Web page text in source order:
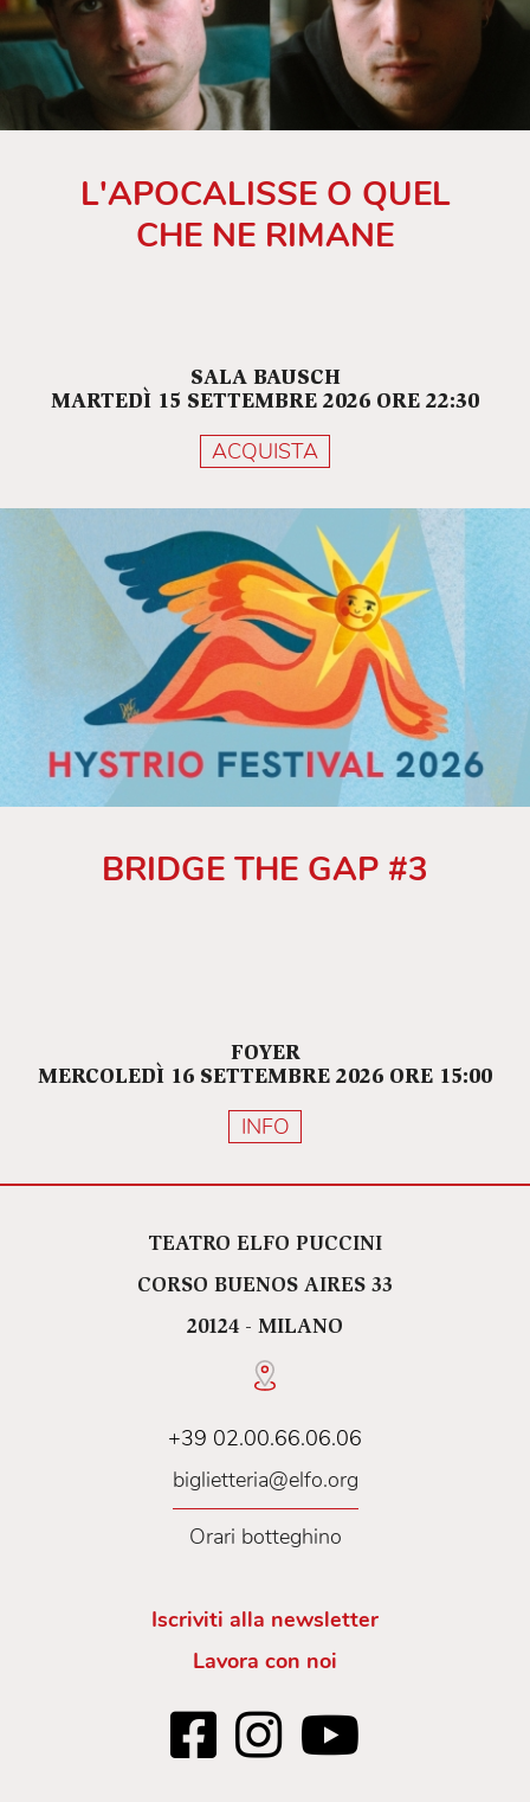
L'APOCALISSE O QUEL
CHE NE RIMANE
SALA BAUSCH
MARTEDÌ 15 SETTEMBRE 2026 ORE 22:30
ACQUISTA
BRIDGE THE GAP #3
FOYER
MERCOLEDÌ 16 SETTEMBRE 2026 ORE 15:00
INFO
TEATRO ELFO PUCCINI
CORSO BUENOS AIRES 33
20124 - MILANO
+39 02.00.66.06.06
biglietteria@elfo.org
Orari botteghino
Iscriviti alla newsletter
Lavora con noi